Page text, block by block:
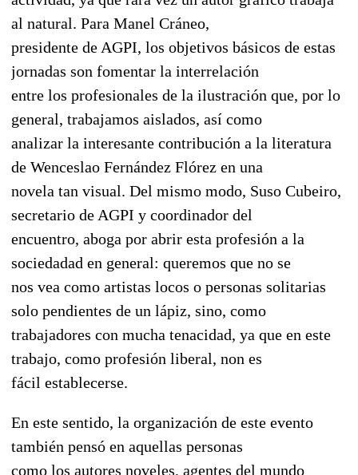
al natural. Para Manel Cráneo,
presidente de AGPI, los objetivos básicos de estas
jornadas son fomentar la interrelación
entre los profesionales de la ilustración que, por lo
general, trabajamos aislados, así como
analizar la interesante contribución a la literatura
de Wenceslao Fernández Flórez en una
novela tan visual. Del mismo modo, Suso Cubeiro,
secretario de AGPI y coordinador del
encuentro, aboga por abrir esta profesión a la
sociedadad en general: queremos que no se
nos vea como artistas locos o personas solitarias
solo pendientes de un lápiz, sino, como
trabajadores con mucha tenacidad, ya que en este
trabajo, como profesión liberal, non es
fácil establecerse.
En este sentido, la organización de este evento
también pensó en aquellas personas
como los autores noveles, agentes del mundo